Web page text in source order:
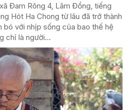
Đam Rông 4, Lâm Đồng, tiếng
Hót Ha Chong từ lâu đã trở thành
bó với nhịp sống của bao thế hệ
chỉ là người...